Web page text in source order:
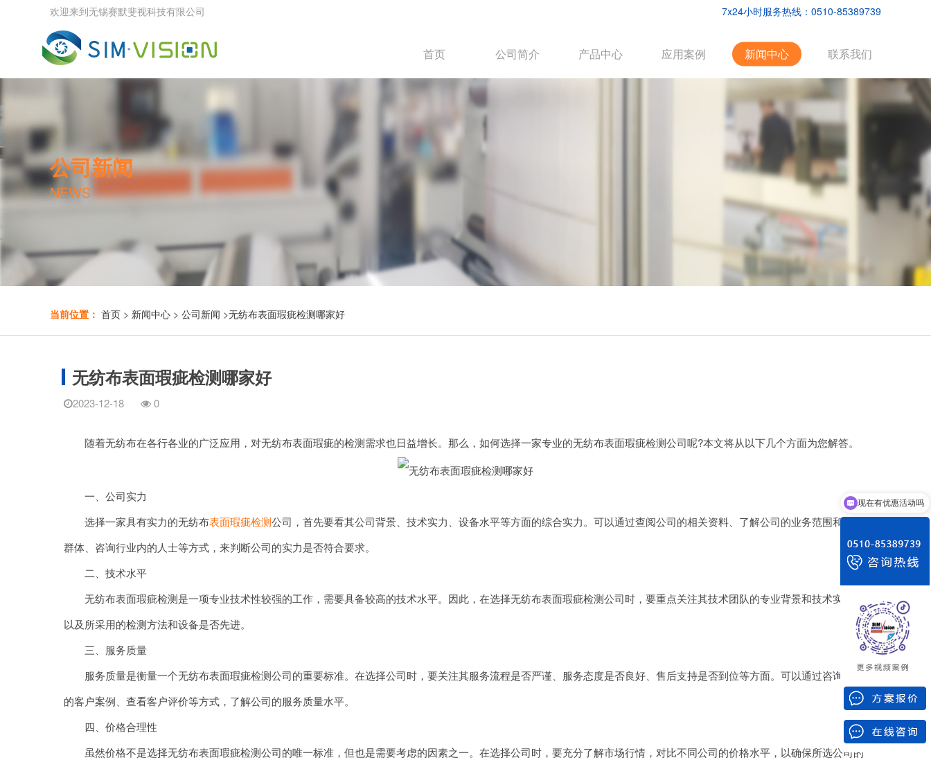
欢迎来到无锡赛默斐视科技有限公司 7x24小时服务热线：0510-85389739
首页 公司简介 产品中心 应用案例 新闻中心 联系我们
公司新闻
NEWS
当前位置： 首页 > 新闻中心 > 公司新闻 >无纺布表面瑕疵检测哪家好
无纺布表面瑕疵检测哪家好
2023-12-18 0
随着无纺布在各行各业的广泛应用，对无纺布表面瑕疵的检测需求也日益增长。那么，如何选择一家专业的无纺布表面瑕疵检测公司呢?本文将从以下几个方面为您解答。
一、公司实力
选择一家具有实力的无纺布表面瑕疵检测公司，首先要看其公司背景、技术实力、设备水平等方面的综合实力。可以通过查阅公司的相关资料、了解公司的业务范围和客户
群体、咨询行业内的人士等方式，来判断公司的实力是否符合要求。
二、技术水平
无纺布表面瑕疵检测是一项专业技术性较强的工作，需要具备较高的技术水平。因此，在选择无纺布表面瑕疵检测公司时，要重点关注其技术团队的专业背景和技术实力，
以及所采用的检测方法和设备是否先进。
三、服务质量
服务质量是衡量一个无纺布表面瑕疵检测公司的重要标准。在选择公司时，要关注其服务流程是否严谨、服务态度是否良好、售后支持是否到位等方面。可以通过咨询公司
的客户案例、查看客户评价等方式，了解公司的服务质量水平。
四、价格合理性
虽然价格不是选择无纺布表面瑕疵检测公司的唯一标准，但也是需要考虑的因素之一。在选择公司时，要充分了解市场行情，对比不同公司的价格水平，以确保所选公司的
可以介绍下你们的产品么
现在有优惠活动吗